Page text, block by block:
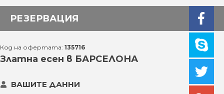
РЕЗЕРВАЦИЯ
Код на офертата: 135716
Златна есен в БАРСЕЛОНА
ВАШИТЕ ДАННИ